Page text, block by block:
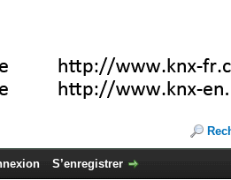
S’enregistrer